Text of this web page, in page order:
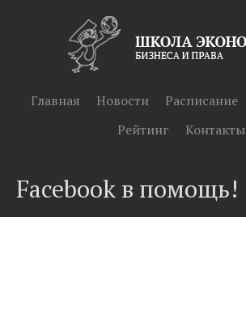
Главная Новости Расписание
Рейтинг
Контакты
Facebook в помощь!